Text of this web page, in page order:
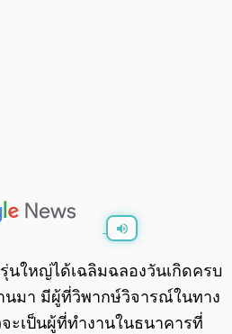
0:00/ 0:00
นใหญ่ได้เฉลิมฉลองวันเกิดครบ
นมา มีผู้ที่วิพากษ์วิจารณ์ในทาง
ะเป็นผู้ที่ทำงานในธนาคารที่